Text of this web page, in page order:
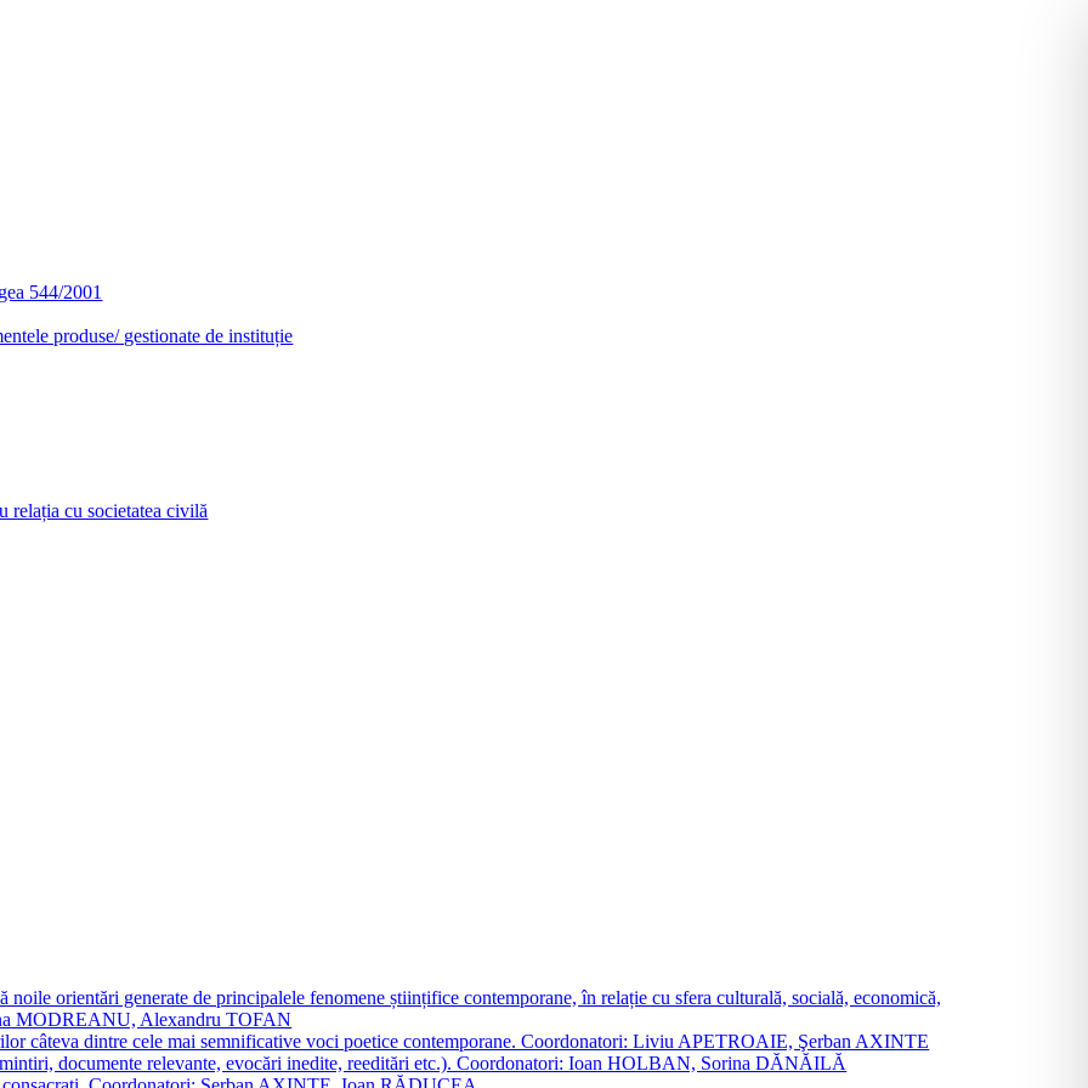
544/2001
produse/ gestionate de instituție
relația cu societatea civilă
noile orientări generate de principalele fenomene științifice contemporane, în relație cu sfera culturală, socială, economică,
MODREANU, Alexandru TOFAN
câteva dintre cele mai semnificative voci poetice contemporane. Coordonatori: Liviu APETROAIE, Şerban AXINTE
documente relevante, evocări inedite, reeditări etc.). Coordonatori: Ioan HOLBAN, Sorina DĂNĂILĂ